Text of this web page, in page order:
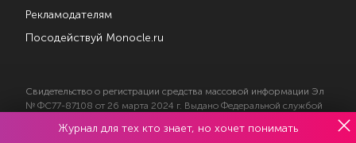
Рекламодателям
Посодействуй Monocle.ru
Свидетельство о регистрации средства массовой информации Эл
№ ФС77-87108 от 26 марта 2024 г. Выдано Федеральной службой
культурного наследия
Журнал для тех кто знает, но хочет понимать